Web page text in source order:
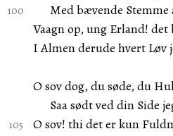
Med bævende Stemme
Vaagn op, ung Erland!
I Almen derude hvert Løv
O sov dog, du søde, du
Saa sødt ved din Side
O sov! thi det er kun